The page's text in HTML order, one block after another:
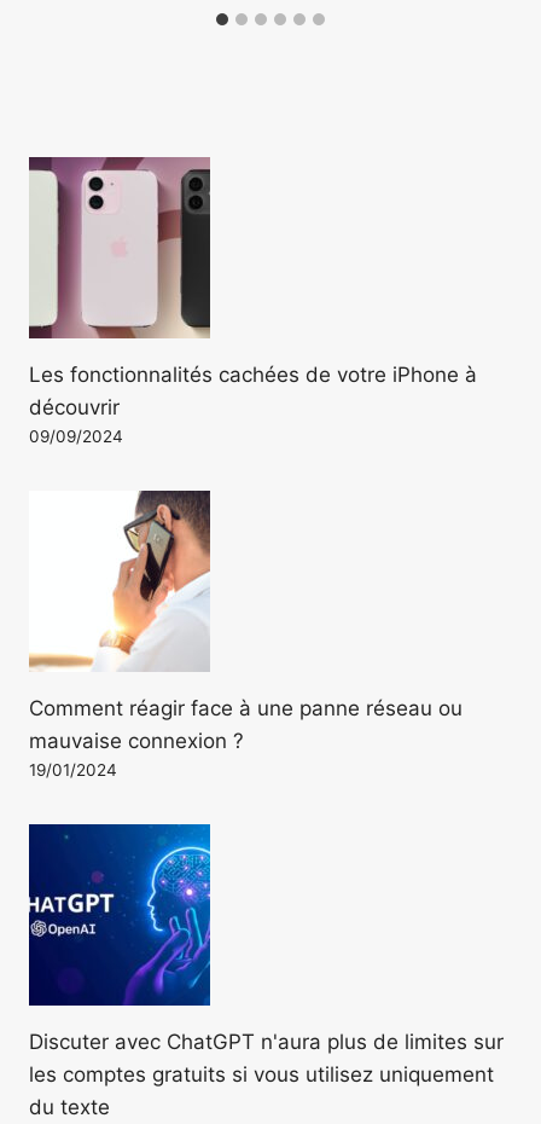
Les fonctionnalités cachées de votre iPhone à
découvrir
09/09/2024
Comment réagir face à une panne réseau ou
mauvaise connexion ?
19/01/2024
Discuter avec ChatGPT n'aura plus de limites sur
les comptes gratuits si vous utilisez uniquement
du texte